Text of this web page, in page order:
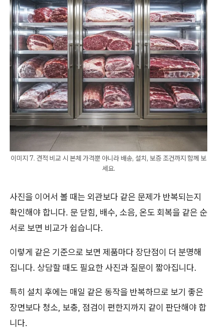
이미지 7. 견적 비교 시 본체 가격뿐 아니라 배송, 설치, 보증 조건까지 함께 보
세요.
사진을 이어서 볼 때는 외관보다 같은 문제가 반복되는지
확인해야 합니다. 문 닫힘, 배수, 소음, 온도 회복을 같은 순
서로 보면 비교가 쉽습니다.
이렇게 같은 기준으로 보면 제품마다 장단점이 더 분명해
집니다. 상담할 때도 필요한 사진과 질문이 짧아집니다.
특히 설치 후에는 매일 같은 동작을 반복하므로 보기 좋은
장면보다 청소, 보충, 점검이 편한지까지 같이 판단해야 합
니다.